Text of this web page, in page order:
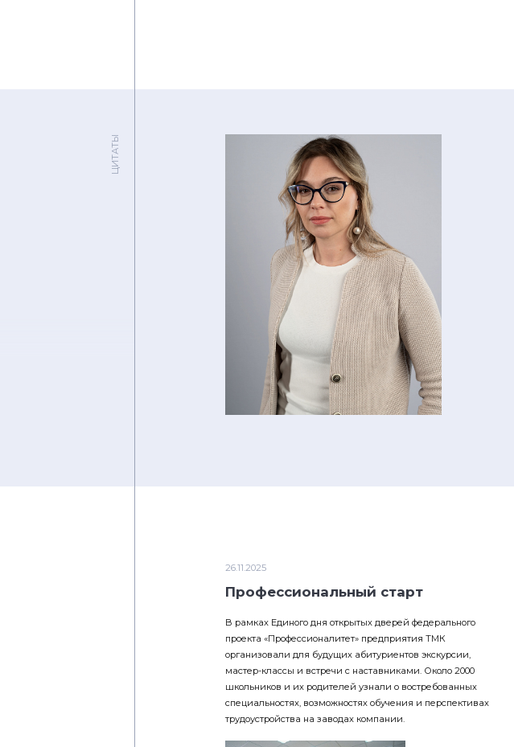
ЦИТАТЫ
26.11.2025
Профессиональный старт
В рамках Единого дня открытых дверей федерального
проекта «Профессионалитет» предприятия ТМК
организовали для будущих абитуриентов экскурсии,
мастер-классы и встречи с наставниками. Около 2000
школьников и их родителей узнали о востребованных
специальностях, возможностях обучения и перспективах
трудоустройства на заводах компании.